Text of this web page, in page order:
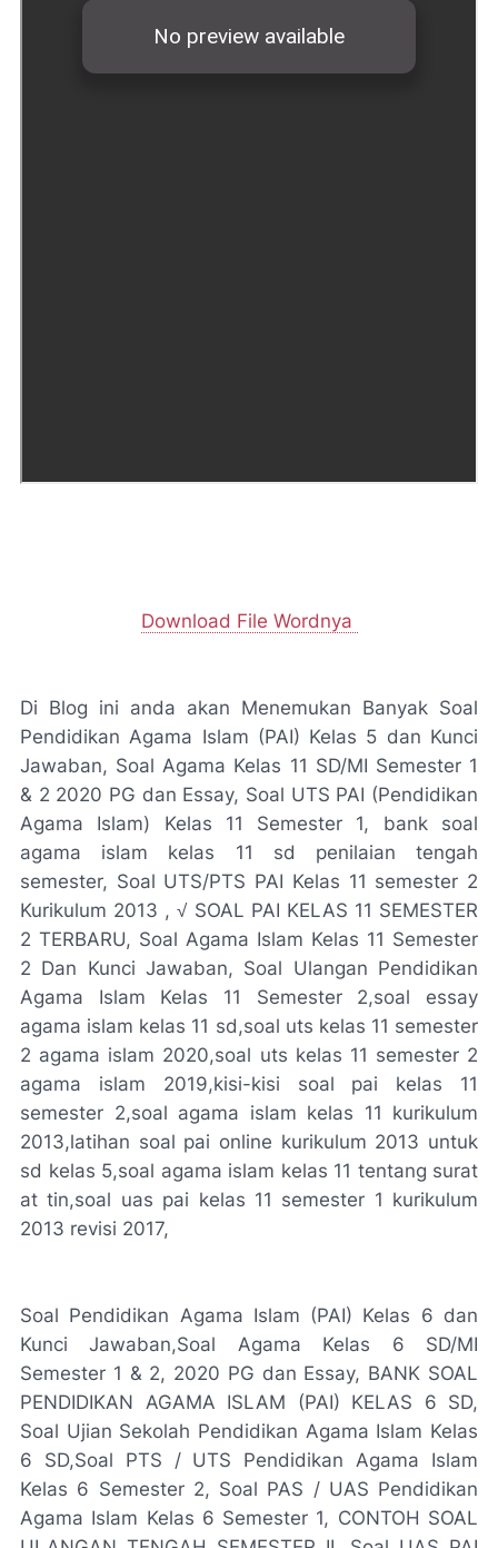
Download File Wordnya
Di Blog ini anda akan Menemukan Banyak Soal
Pendidikan Agama Islam (PAI) Kelas 5 dan Kunci
Jawaban, Soal Agama Kelas 11 SD/MI Semester 1
& 2 2020 PG dan Essay, Soal UTS PAI (Pendidikan
Agama Islam) Kelas 11 Semester 1, bank soal
agama islam kelas 11 sd penilaian tengah
semester, Soal UTS/PTS PAI Kelas 11 semester 2
Kurikulum 2013 , √ SOAL PAI KELAS 11 SEMESTER
2 TERBARU, Soal Agama Islam Kelas 11 Semester
2 Dan Kunci Jawaban, Soal Ulangan Pendidikan
Agama Islam Kelas 11 Semester 2,soal essay
agama islam kelas 11 sd,soal uts kelas 11 semester
2 agama islam 2020,soal uts kelas 11 semester 2
agama islam 2019,kisi-kisi soal pai kelas 11
semester 2,soal agama islam kelas 11 kurikulum
2013,latihan soal pai online kurikulum 2013 untuk
sd kelas 5,soal agama islam kelas 11 tentang surat
at tin,soal uas pai kelas 11 semester 1 kurikulum
2013 revisi 2017,
Soal Pendidikan Agama Islam (PAI) Kelas 6 dan
Kunci Jawaban,Soal Agama Kelas 6 SD/MI
Semester 1 & 2, 2020 PG dan Essay, BANK SOAL
PENDIDIKAN AGAMA ISLAM (PAI) KELAS 6 SD,
Soal Ujian Sekolah Pendidikan Agama Islam Kelas
6 SD,Soal PTS / UTS Pendidikan Agama Islam
Kelas 6 Semester 2, Soal PAS / UAS Pendidikan
Agama Islam Kelas 6 Semester 1, CONTOH SOAL